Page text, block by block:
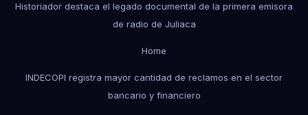
Historiador destaca el legado documental de la primera emisora
de radio de Juliaca
Home
INDECOPI registra mayor cantidad de reclamos en el sector
bancario y financiero